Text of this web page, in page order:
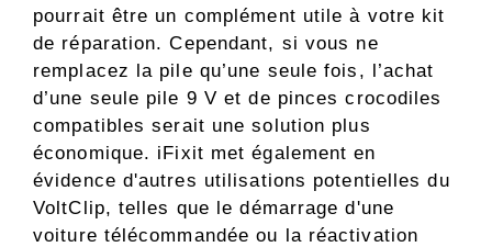
pourrait être un complément utile à votre kit
de réparation. Cependant, si vous ne
remplacez la pile qu’une seule fois, l’achat
d’une seule pile 9 V et de pinces crocodiles
compatibles serait une solution plus
économique. iFixit met également en
évidence d'autres utilisations potentielles du
VoltClip, telles que le démarrage d'une
voiture télécommandée ou la réactivation